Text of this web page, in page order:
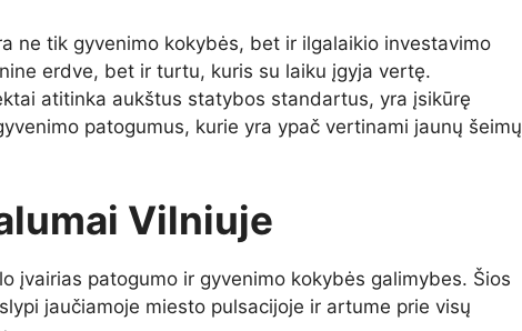
ne tik gyvenimo kokybės, bet ir ilgalaikio investavimo
erdve, bet ir turtu, kuris su laiku įgyja vertę.
atitinka aukštus statybos standartus, yra įsikūrę
patogumus, kurie yra ypač vertinami jaunų šeimų
Vilniuje
įvairias patogumo ir gyvenimo kokybės galimybes. Šios
jaučiamoje miesto pulsacijoje ir artume prie visų